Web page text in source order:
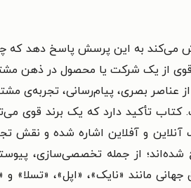
می‌کند به این پرسش پاسخ دهد که
و قوی از یک شرکت یا محصول در ذهن
عناصر بصری، پیام‌رسانی، تجربه‌ی
تأکید دارد که یک برند قوی
و آفلاین اشاره شده و نقش
از جمله تخصصی‌سازی،
مانند «نایک»، «اپل»،